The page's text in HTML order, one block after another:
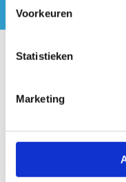
Voorkeuren
Statistieken
Marketing
Onze centra
Sport Vlaanderen
Simon Bolivarlaan 17
Over ons
Wie zijn we, wat doen